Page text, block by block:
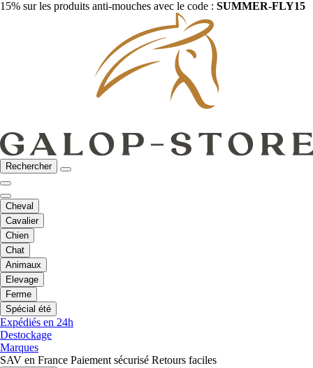
15% sur les produits anti-mouches avec le code : SUMMER-FLY15
Rechercher
Cheval
Cavalier
Chien
Chat
Animaux
Elevage
Ferme
Spécial été
Expédiés en 24h
Destockage
Marques
SAV en France Paiement sécurisé Retours faciles